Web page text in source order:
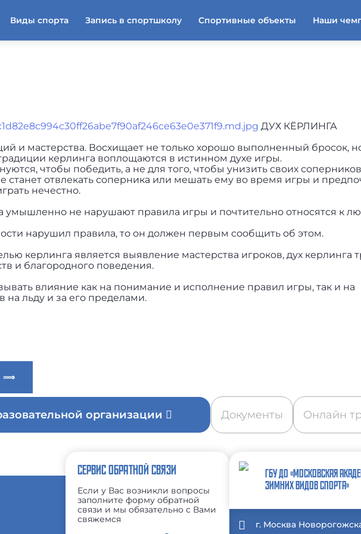
Виды спорта Запись в спортшколу Спортивные объекты Наши
ДУХ КЁРЛИНГА
и мастерства. Восхищает не только хорошо выполненный бросок,
керлинга воплощаются в истинном духе игры.
чтобы победить, а не для того, чтобы унизить своих
станет отвлекать соперника или мешать ему во время игры и
нечестно.
умышленно не нарушают правила игры и почтительно относятся к
нарушил правила, то он должен первым сообщить об этом.
керлинга является выявление мастерства игроков, дух керлинга
и благородного поведения.
влияние как на понимание и исполнение правил игры, так и на
на льду и за его пределами.
⟹
организации Документы Онлайн
СЕРВИС ОБРАТНОЙ СВЯЗИ
Если у Вас возникли вопросы
заполните форму обратной
связи и мы обязательно с Вами
свяжемся
ГБУ ДО «МОСКОВСКАЯ
ЗИМНИХ ВИДОВ СПОРТА»
г. Москва